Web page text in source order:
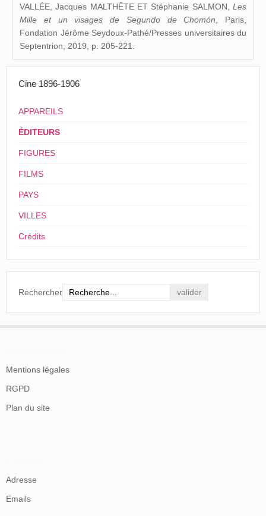
VALLÉE, Jacques MALTHÊTE ET Stéphanie SALMON, Les
Mille et un visages de Segundo de Chomón , Paris,
Fondation Jérôme Seydoux-Pathé/Presses universitaires du
Septentrion, 2019, p. 205-221.
Cine 1896-1906
APPAREILS
ÉDITEURS
FIGURES
FILMS
PAYS
VILLES
Crédits
Rechercher
Mentions légales
RGPD
Plan du site
Adresse
Emails